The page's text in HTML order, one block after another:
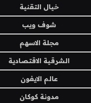
خيال التقنية
شوف ويب
مجلة الاسهم
الشرقية الاقتصادية
عالم الايفون
مدونة كوكان